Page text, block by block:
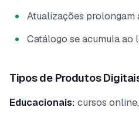
Atualizações prolongam
Catálogo se acumula ao
Tipos de Produtos
Educacionais: cursos